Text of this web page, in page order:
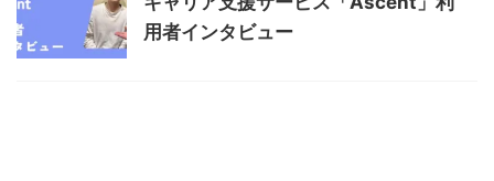
用者インタビュー